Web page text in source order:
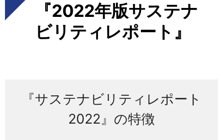
『2022年版サステナ
ビリティレポート』
『サステナビリティレポート
2022』の特徴